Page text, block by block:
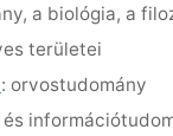
a biológia, a
területei
: orvostudomány